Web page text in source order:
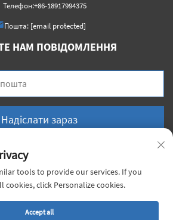
Телефон:+86-18917994375
Пошта: [email protected]
НАМ ПОВІДОМЛЕННЯ
Надіслати зараз
tools to provide our services. If you
click Personalize cookies.
Accept all